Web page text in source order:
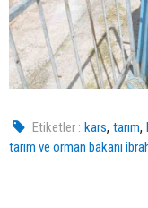
Etiketler : kars,tarım,
tarım ve orman bakanı